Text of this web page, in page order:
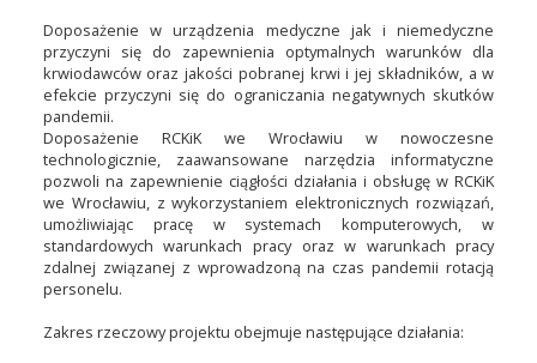
Doposażenie w urządzenia medyczne jak i niemedyczne
przyczyni się do zapewnienia optymalnych warunków dla
krwiodawców oraz jakości pobranej krwi i jej składników, a w
efekcie przyczyni się do ograniczania negatywnych skutków
pandemii.
Doposażenie RCKiK we Wrocławiu w nowoczesne
technologicznie, zaawansowane narzędzia informatyczne
pozwoli na zapewnienie ciągłości działania i obsługę w RCKiK
we Wrocławiu, z wykorzystaniem elektronicznych rozwiązań,
umożliwiając pracę w systemach komputerowych, w
standardowych warunkach pracy oraz w warunkach pracy
zdalnej związanej z wprowadzoną na czas pandemii rotacją
personelu.
Zakres rzeczowy projektu obejmuje następujące działania: